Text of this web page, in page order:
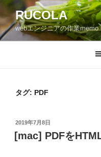
ン
テ
ン
RUCOLA
webエンジニアの作業memo
タグ: PDF
投
稿
日:
2019年7月8日
[mac] PDFを